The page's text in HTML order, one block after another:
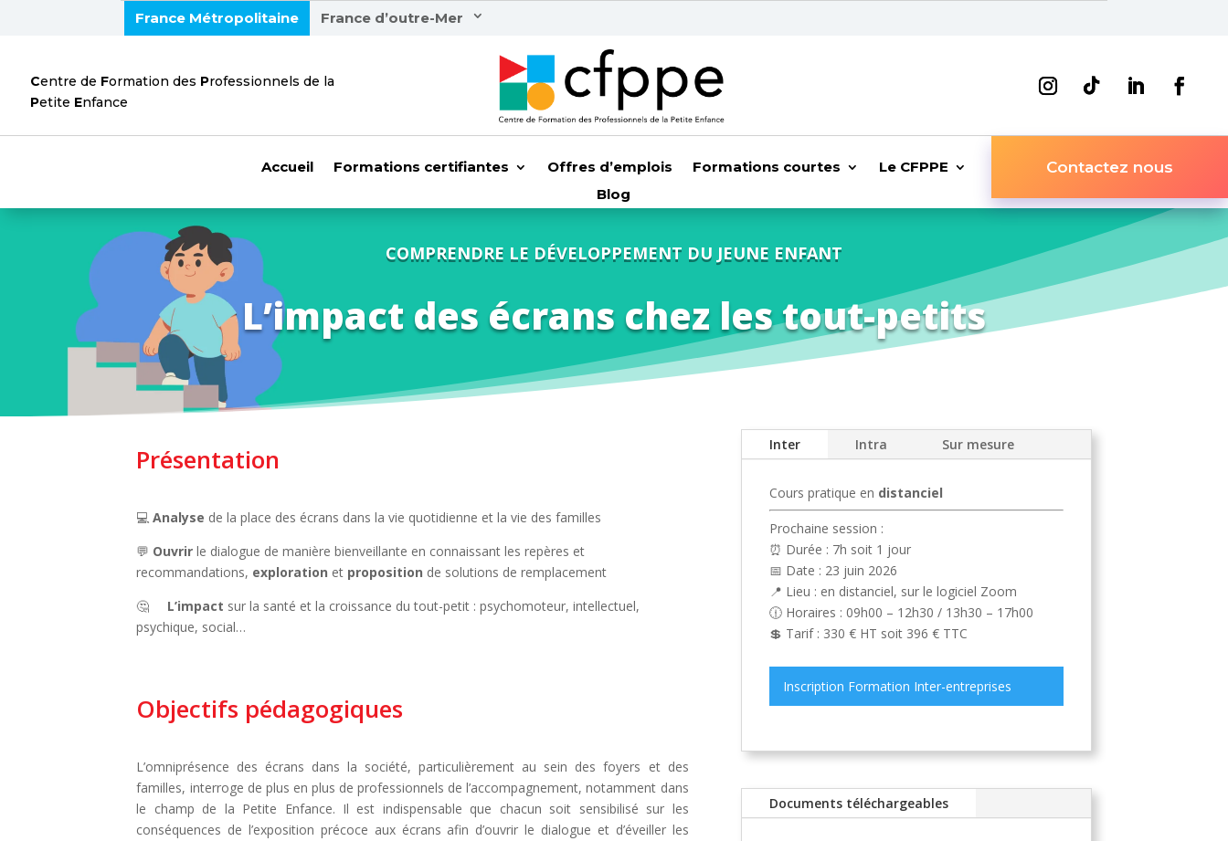
France Métropolitaine France d’outre-Mer
Centre de Formation des Professionnels de la
Petite Enfance
Accueil Formations certifiantes Offres d’emplois Formations courtes
Le CFPPE
Blog
Contactez nous
COMPRENDRE LE DÉVELOPPEMENT DU JEUNE ENFANT
L’impact des écrans chez les tout-petits
Présentation
💻Analyse de la place des écrans dans la vie quotidienne et la vie des familles
💬 Ouvrir le dialogue de manière bienveillante en connaissant les repères et
recommandations, exploration et proposition de solutions de remplacement
🤔 L’impact sur la santé et la croissance du tout-petit : psychomoteur, intellectuel,
psychique, social…
Objectifs pédagogiques
L’omniprésence des écrans dans la société, particulièrement au sein des foyers et des
familles, interroge de plus en plus de professionnels de l’accompagnement, notamment dans
le champ de la Petite Enfance. Il est indispensable que chacun soit sensibilisé sur les
conséquences de l’exposition précoce aux écrans afin d’ouvrir le dialogue et d’éveiller les
Inter Intra Sur mesure
Cours pratique en distanciel
Prochaine session :
⏰ Durée : 7h soit 1 jour
📅 Date : 23 juin 2026
📍 Lieu : en distanciel, sur le logiciel Zoom
🕧 Horaires : 09h00 – 12h30 / 13h30 – 17h00
💲 Tarif : 330 € HT soit 396 € TTC
Inscription Formation Inter-entreprises
Documents téléchargeables